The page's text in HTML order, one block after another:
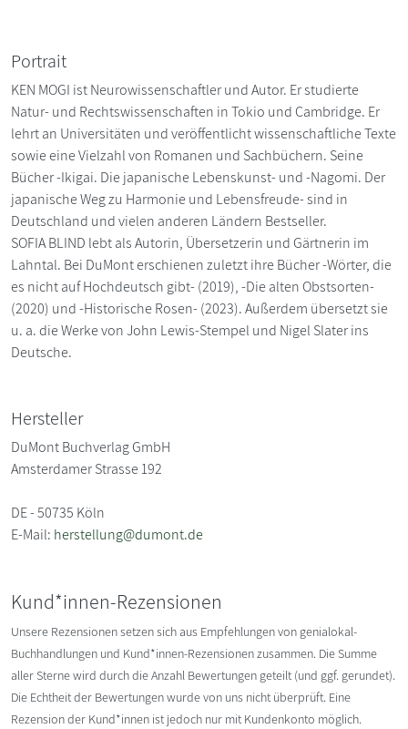
Portrait
KEN MOGI ist Neurowissenschaftler und Autor. Er studierte
Natur- und Rechtswissenschaften in Tokio und Cambridge. Er
lehrt an Universitäten und veröffentlicht wissenschaftliche Texte
sowie eine Vielzahl von Romanen und Sachbüchern. Seine
Bücher -Ikigai. Die japanische Lebenskunst- und -Nagomi. Der
japanische Weg zu Harmonie und Lebensfreude- sind in
Deutschland und vielen anderen Ländern Bestseller.
SOFIA BLIND lebt als Autorin, Übersetzerin und Gärtnerin im
Lahntal. Bei DuMont erschienen zuletzt ihre Bücher -Wörter, die
es nicht auf Hochdeutsch gibt- (2019), -Die alten Obstsorten-
(2020) und -Historische Rosen- (2023). Außerdem übersetzt sie
u. a. die Werke von John Lewis-Stempel und Nigel Slater ins
Deutsche.
Hersteller
DuMont Buchverlag GmbH
Amsterdamer Strasse 192
DE - 50735 Köln
E-Mail: herstellung@dumont.de
Kund*innen-Rezensionen
Unsere Rezensionen setzen sich aus Empfehlungen von genialokal-
Buchhandlungen und Kund*innen-Rezensionen zusammen. Die Summe
aller Sterne wird durch die Anzahl Bewertungen geteilt (und ggf. gerundet).
Die Echtheit der Bewertungen wurde von uns nicht überprüft. Eine
Rezension der Kund*innen ist jedoch nur mit Kundenkonto möglich.